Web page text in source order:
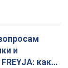
и
какие